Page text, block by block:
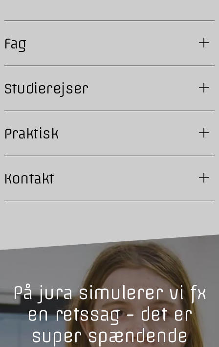
Fag
Studierejser
Praktisk
Kontakt
På jura simulerer vi fx
en retssag - det er
super spændende